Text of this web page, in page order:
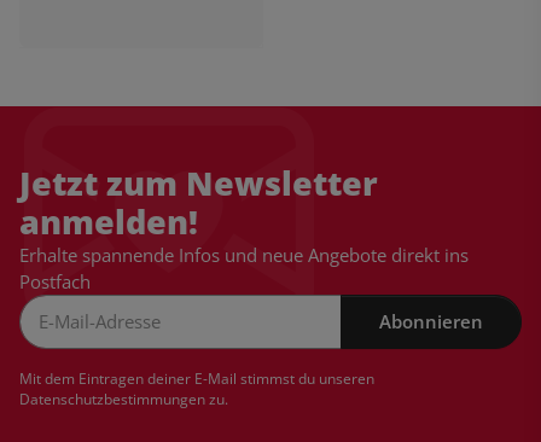
Jetzt zum Newsletter
anmelden!
Erhalte spannende Infos und neue Angebote direkt ins
Postfach
Abonnieren
Mit dem Eintragen deiner E-Mail stimmst du unseren
Datenschutzbestimmungenzu.